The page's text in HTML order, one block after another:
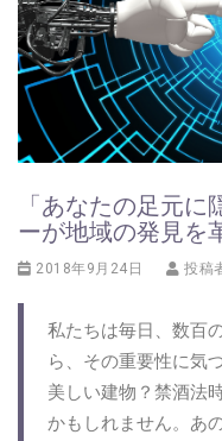
「あなたの足元
ーが地域の発見を
2018年9月24日 投稿
私たちは毎日、数百
ら、その重要性に気
美しい建物？禁酒法
かもしれません。あ